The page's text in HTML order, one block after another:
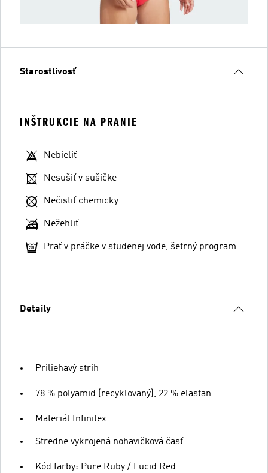
Starostlivosť
INŠTRUKCIE NA PRANIE
Nebieliť
Nesušiť v sušičke
Nečistiť chemicky
Nežehliť
Prať v práčke v studenej vode, šetrný program
Detaily
Priliehavý strih
78 % polyamid (recyklovaný), 22 % elastan
Materiál Infinitex
Stredne vykrojená nohavičková časť
Kód farby: Pure Ruby / Lucid Red